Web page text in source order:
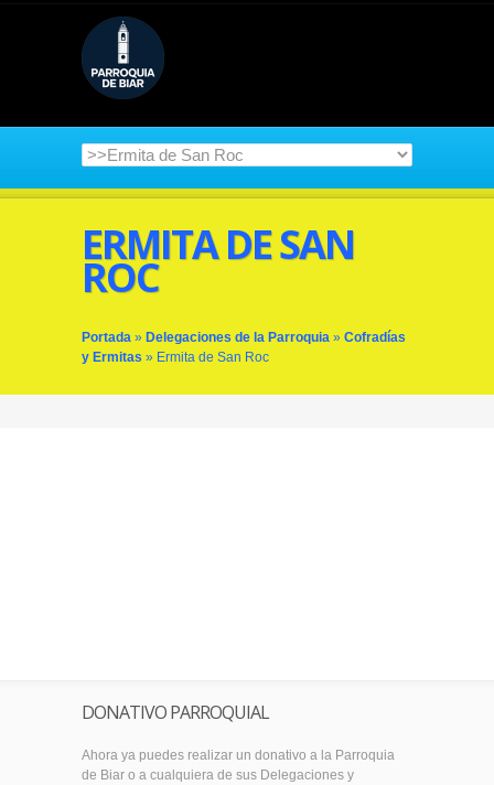
ERMITA DE SAN
ROC
Portada » Delegaciones de la Parroquia » Cofradías
y Ermitas » Ermita de San Roc
DONATIVO PARROQUIAL
Ahora ya puedes realizar un donativo a la Parroquia
de Biar o a cualquiera de sus Delegaciones y